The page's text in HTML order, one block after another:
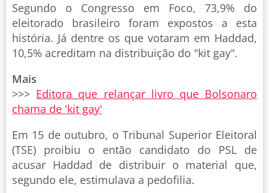
Segundo o Congresso em Foco, 73,9% do
eleitorado brasileiro foram expostos a esta
história. Já dentre os que votaram em Haddad,
10,5% acreditam na distribuição do "kit gay".
Mais
>>> Editora que relançar livro que Bolsonaro
chama de 'kit gay'
Em 15 de outubro, o Tribunal Superior Eleitoral
(TSE) proibiu o então candidato do PSL de
acusar Haddad de distribuir o material que,
segundo ele, estimulava a pedofilia.